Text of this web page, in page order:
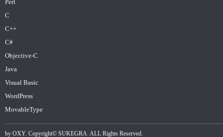
Perl
C
C++
C#
Objective-C
Java
Visual Basic
WordPress
MovableType
by OXY. Copyright© SUKEGRA . ALL Rights Reserved.